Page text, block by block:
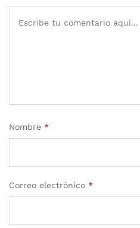
Nombre *
Correo electrónico *